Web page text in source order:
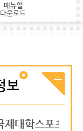
매뉴얼
다운로드
직위원회 제9
KSOC 기자단
(사)대한육
보
화과정
대학스포츠연